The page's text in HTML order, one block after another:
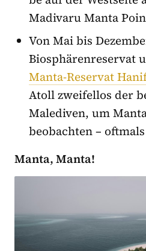
Madivaru Manta
Von Mai bis
Biosphärenreservat
Manta-Reservat
Atoll zweifellos der
Malediven, um
beobachten –
Manta, Manta!